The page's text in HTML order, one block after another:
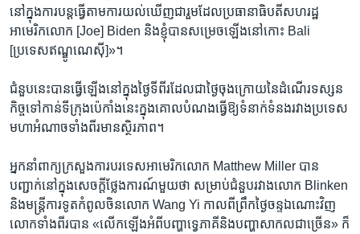
នៅ​ក្នុង​ការ​បន្ត​ធ្វើ​តាម​ការ​យល់​ឃើញ​ជា​រួម​ដែល​ប្រធានាធិបតី​សហរដ្ឋ​
អាមេរិក​លោក [Joe] Biden និង​ខ្ញុំ​បាន​សម្រេច​ឡើង​នៅ​កោះ Bali
[ប្រទេស​ឥណ្ឌូណេស៊ី]»។
ជំនួប​នេះ​បាន​ធ្វើ​ឡើង​នៅ​ក្នុង​ថ្ងៃ​ទី​ពីរ​ដែល​ជា​ថ្ងៃ​ចុងក្រោយ​នៃ​ដំណើរ​ទស្សន
កិច្ច​ទៅ​កាន់​ទីក្រុង​ប៉េកាំង​នេះ​ក្នុង​គោល​បំណង​ធ្វើ​ឱ្យ​ទំនាក់ទំនង​រវាង​ប្រទេស​
មហា​អំណាច​ទាំង​ពីរ​មាន​ស្ថិរភាព។
អ្នក​នាំពាក្យ​ក្រសួង​ការបរទេស​អាមេរិក​លោក Matthew Miller បាន​
បញ្ជាក់​នៅ​ក្នុង​សេចក្ដី​ថ្លែងការណ៍​មួយ​ថា សម្រាប់​ជំនួប​រវាង​លោក Blinken
និង​មន្ត្រី​ការទូត​កំពូល​ចិន​លោក Wang Yi កាលពី​ព្រឹក​ថ្ងៃ​ចន្ទ​ឯ​ណោះ​វិញ
លោក​ទាំង​ពីរ​បាន «លើកឡើង​អំពី​បញ្ហា​ទ្វេ​ភាគី​និង​បញ្ហា​សាកល​ជា​ច្រើន» ក៏​